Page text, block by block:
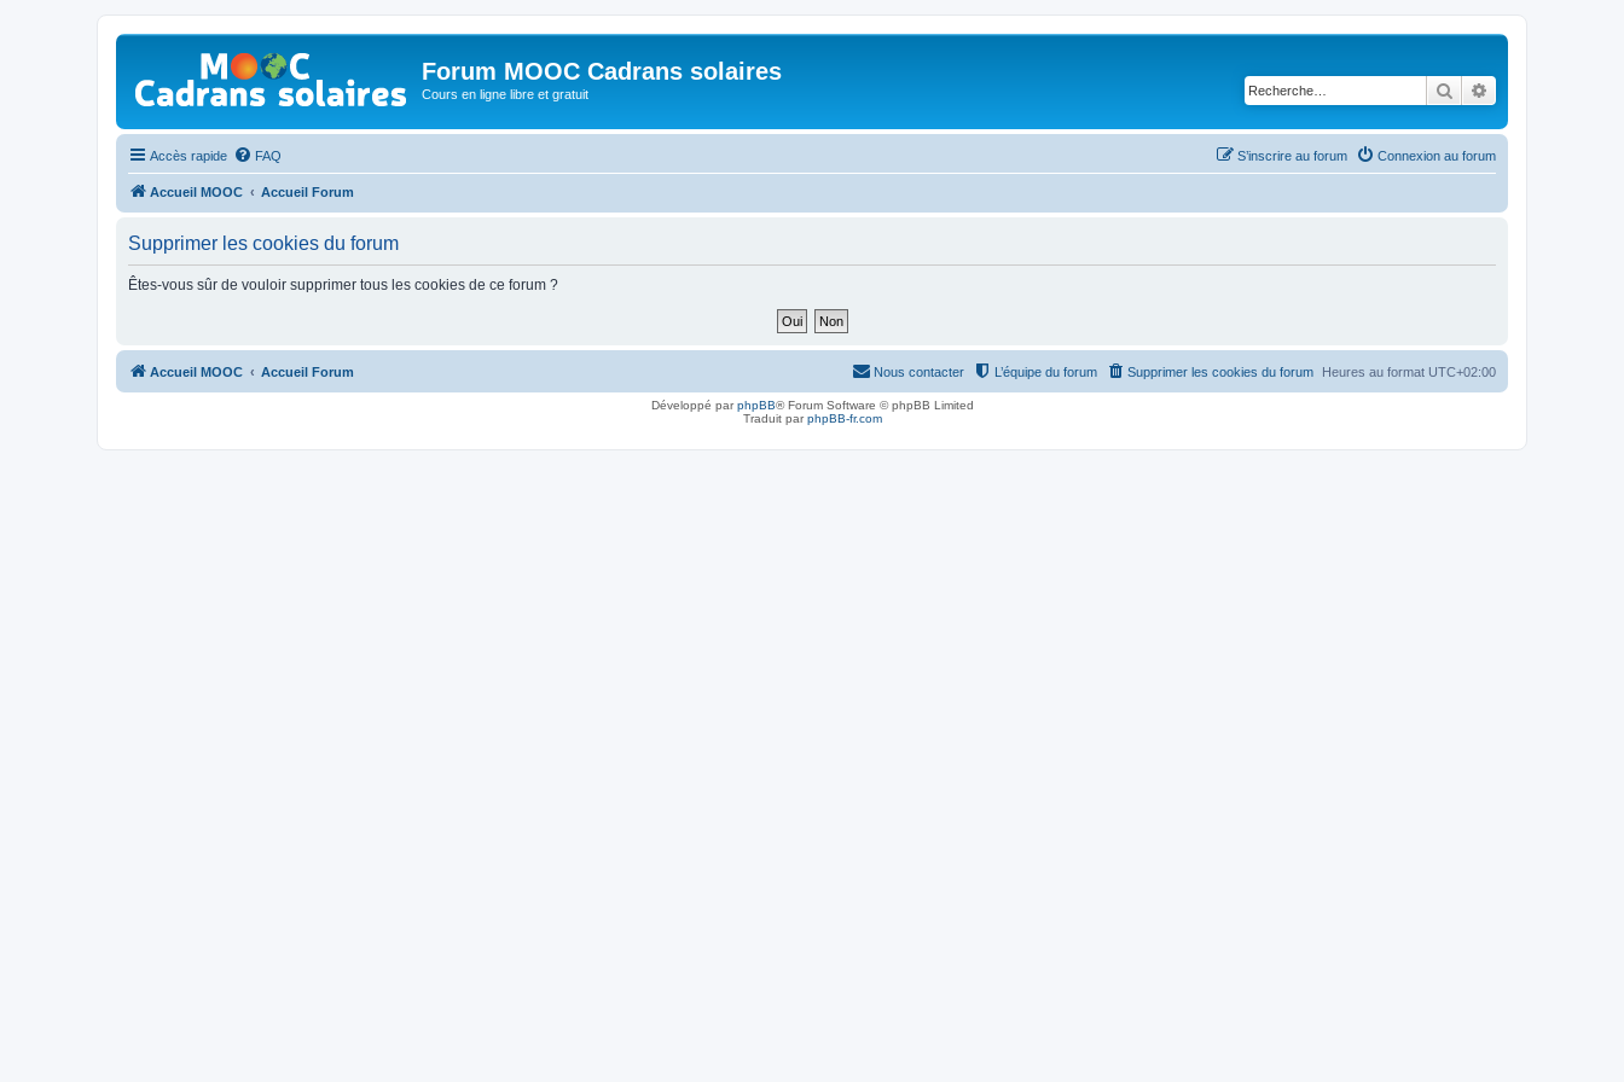
Forum MOOC Cadrans solaires
Cours en ligne libre et gratuit Rechercher
Accès rapide FAQ Connexion au forum
S’inscrire au forum
Accueil MOOC Accueil Forum
Supprimer les cookies du forum
Êtes-vous sûr de vouloir supprimer tous les cookies de ce forum ?
Accueil MOOC Accueil Forum Heures au format UTC+02:00
Supprimer les cookies du forum
L’équipe du forum
Nous contacter
Développé parphpBB® Forum Software © phpBB Limited
Traduit parphpBB-fr.com